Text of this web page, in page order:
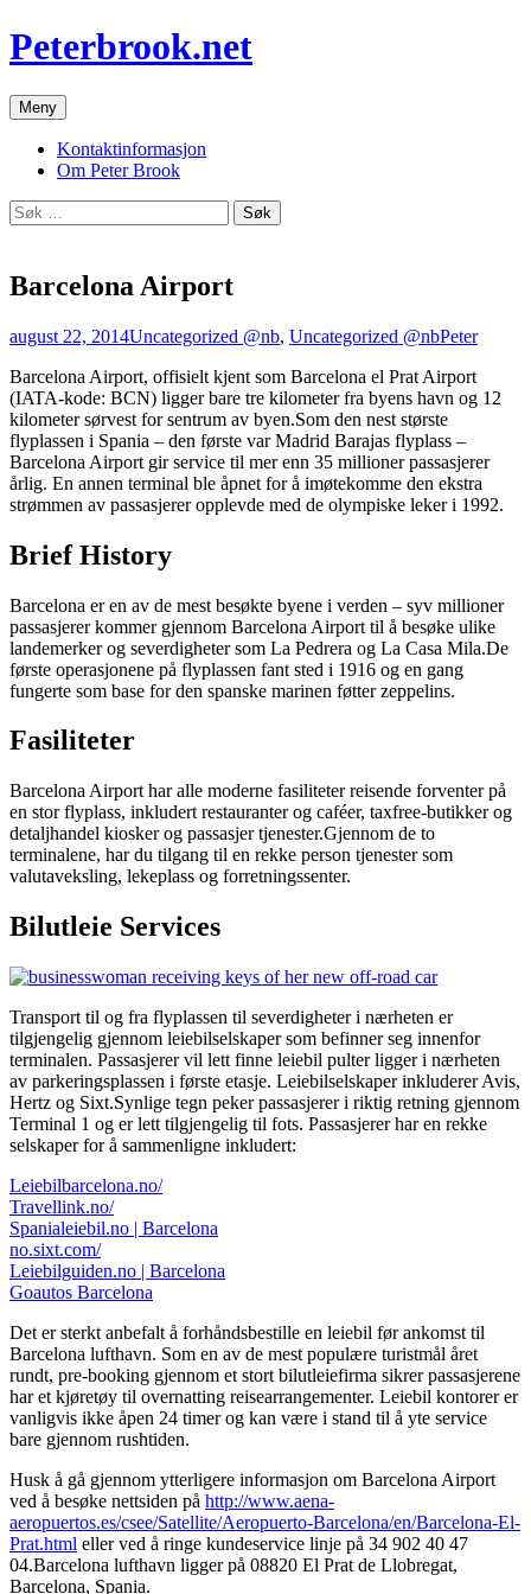
Hopp
til
Peterbrook.net
Meny
Kontaktinformasjon
Om Peter Brook
Søk
etter:
Barcelona Airport
august 22, 2014Uncategorized @nb, Uncategorized @nbPeter
Barcelona Airport, offisielt kjent som Barcelona el Prat Airport
(IATA-kode: BCN) ligger bare tre kilometer fra byens havn og 12
kilometer sørvest for sentrum av byen.Som den nest største
flyplassen i Spania – den første var Madrid Barajas flyplass –
Barcelona Airport gir service til mer enn 35 millioner passasjerer
årlig. En annen terminal ble åpnet for å imøtekomme den ekstra
strømmen av passasjerer opplevde med de olympiske leker i 1992.
Brief History
Barcelona er en av de mest besøkte byene i verden – syv millioner
passasjerer kommer gjennom Barcelona Airport til å besøke ulike
landemerker og severdigheter som La Pedrera og La Casa Mila.De
første operasjonene på flyplassen fant sted i 1916 og en gang
fungerte som base for den spanske marinen føtter zeppelins.
Fasiliteter
Barcelona Airport har alle moderne fasiliteter reisende forventer på
en stor flyplass, inkludert restauranter og caféer, taxfree-butikker og
detaljhandel kiosker og passasjer tjenester.Gjennom de to
terminalene, har du tilgang til en rekke person tjenester som
valutaveksling, lekeplass og forretningssenter.
Bilutleie Services
Transport til og fra flyplassen til severdigheter i nærheten er
tilgjengelig gjennom leiebilselskaper som befinner seg innenfor
terminalen. Passasjerer vil lett finne leiebil pulter ligger i nærheten
av parkeringsplassen i første etasje. Leiebilselskaper inkluderer Avis,
Hertz og Sixt.Synlige tegn peker passasjerer i riktig retning gjennom
Terminal 1 og er lett tilgjengelig til fots. Passasjerer har en rekke
selskaper for å sammenligne inkludert:
Leiebilbarcelona.no/
Travellink.no/
Spanialeiebil.no | Barcelona
no.sixt.com/
Leiebilguiden.no | Barcelona
Goautos Barcelona
Det er sterkt anbefalt å forhåndsbestille en leiebil før ankomst til
Barcelona lufthavn. Som en av de mest populære turistmål året
rundt, pre-booking gjennom et stort bilutleiefirma sikrer passasjerene
har et kjøretøy til overnatting reisearrangementer. Leiebil kontorer er
vanligvis ikke åpen 24 timer og kan være i stand til å yte service
bare gjennom rushtiden.
Husk å gå gjennom ytterligere informasjon om Barcelona Airport
ved å besøke nettsiden på http://www.aena-
aeropuertos.es/csee/Satellite/Aeropuerto-Barcelona/en/Barcelona-El-
Prat.html eller ved å ringe kundeservice linje på 34 902 40 47
04.Barcelona lufthavn ligger på 08820 El Prat de Llobregat,
Barcelona, ​​Spania.